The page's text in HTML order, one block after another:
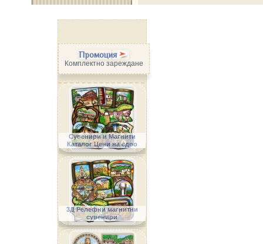
Промоция
Комплектно зареждане
Сувенири и Магнити
Каталог Цени на едро
3Д Релефни магнитни
сувенири